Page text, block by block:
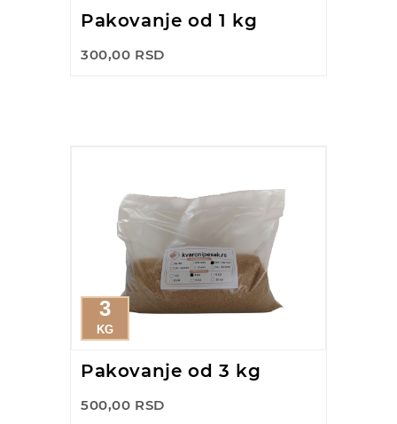
Pakovanje od 1 kg
300,00 RSD
3
KG
Pakovanje od 3 kg
500,00 RSD